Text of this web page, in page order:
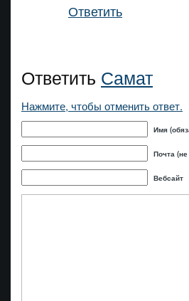
Ответить
Ответить Самат
Нажмите, чтобы отменить ответ.
Имя
Почта
Вебсайт